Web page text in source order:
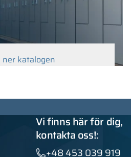
ner katalogen
Vi finns här för dig,
kontakta oss!:
+48 453 039 919